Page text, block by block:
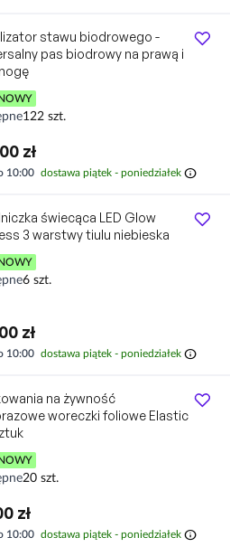
stawu biodrowego -
pas biodrowy na prawą i
122 szt.
zł
10:00 dostawa piątek - poniedziałek info
świecąca LED Glow
3 warstwy tiulu niebieska
6 szt.
zł
10:00 dostawa piątek - poniedziałek info
na żywność
woreczki foliowe Elastic
20 szt.
zł
10:00 dostawa piątek - poniedziałek info